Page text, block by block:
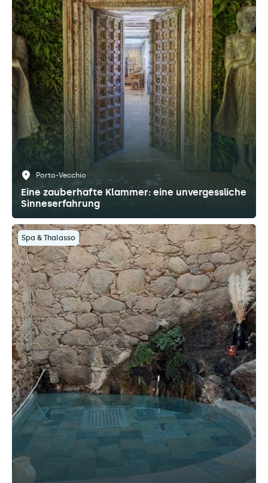
Porto-Vecchio
Eine zauberhafte Klammer: eine unvergessliche
Sinneserfahrung
Spa & Thalasso